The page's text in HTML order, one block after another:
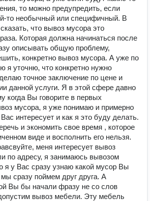
то можно предупредить, если
то необычный или специфичный. В
что вывоз мусора это
Которая должна начинаться после
описывать общую проблему,
конкретно вывоз мусора. А уже по
я уточню, что конкретно нужно
точное заключение по цене и
данной услуги. Я в этой сфере давно
когда Вы говорите в первых
мусора, я уже понимаю и примерно
интересует и как я это буду делать.
и экономить свое время , которое
виде и восполнить его нельзя.
меня интересует вывоз
по адресу, я занимаюсь вывозом
я у Вас сразу узнаю какой мусор Вы
сразу поймем друг друга. А
Вы бы начали фразу не со слов
вывоз мебели. Эту мебель